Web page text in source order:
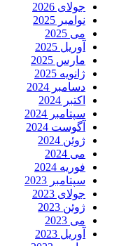
جولای 2026
نوامبر 2025
می 2025
آوریل 2025
مارس 2025
ژانویه 2025
دسامبر 2024
اکتبر 2024
سپتامبر 2024
آگوست 2024
ژوئن 2024
می 2024
فوریه 2024
سپتامبر 2023
جولای 2023
ژوئن 2023
می 2023
آوریل 2023